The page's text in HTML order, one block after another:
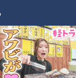
】皮膚の難病と闘う
髭男dism”の曲